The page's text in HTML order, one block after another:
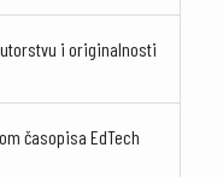
i originalnosti
časopisa EdTech